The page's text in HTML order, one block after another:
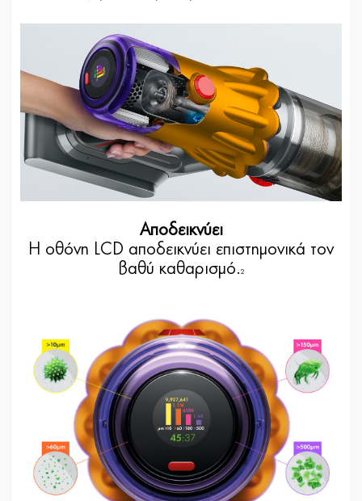
Αποδεικνύει
Η οθόνη LCD αποδεικνύει επιστημονικά τον
βαθύ καθαρισμό. 2